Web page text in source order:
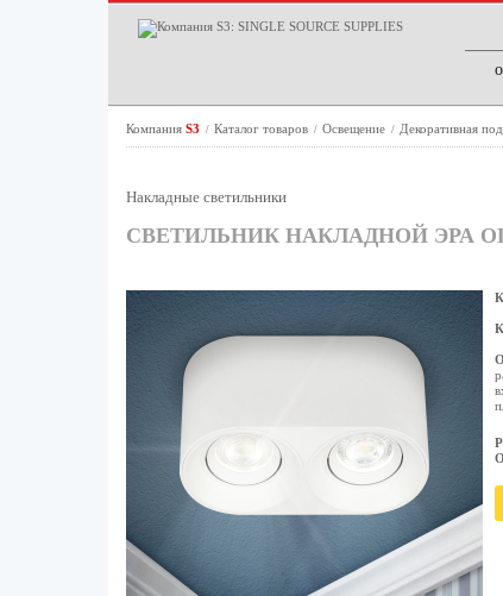
Компания S3 / Каталог товаров / Освещение / Декоративная
Накладные светильники
СВЕТИЛЬНИК НАКЛАДНОЙ ЭРА